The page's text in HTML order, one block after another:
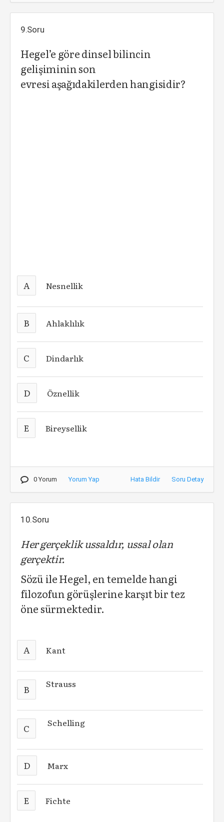
9.Soru
Hegel’e göre dinsel bilincin
gelişiminin son
evresi aşağıdakilerden hangisidir?
A Nesnellik
B Ahlaklılık
C Dindarlık
D Öznellik
E Bireysellik
0 Yorum Yorum Yap Hata Bildir Soru Detay
10.Soru
Her gerçeklik ussaldır, ussal olan
gerçektir.
Sözü ile Hegel, en temelde hangi
filozofun görüşlerine karşıt bir tez
öne sürmektedir.
A Kant
B Strauss
C Schelling
D Marx
E Fichte